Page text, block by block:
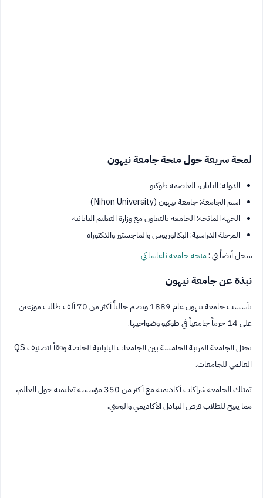
لمحة سريعة حول منحة جامعة نيهون
الدولة: اليابان، العاصمة طوكيو
اسم الجامعة: جامعة نيهون (Nihon University)
الجهة المانحة: الجامعة بالتعاون مع وزارة التعليم اليابانية
المرحلة الدراسية: البكالوريوس والماجستير والدكتوراه
سجل أيضاً في :منحة جامعة ناغاساكي
نبذة عن جامعة نيهون
تأسست جامعة نيهون عام 1889 وتضم حالياً أكثر من 70 ألف طالب موزعين
على 14 حرماً جامعياً في طوكيو وضواحيها.
تحتل الجامعة المرتبة الخامسة بين الجامعات اليابانية الخاصة وفقاً لتصنيف QS
العالمي للجامعات.
تمتلك الجامعة شراكات أكاديمية مع أكثر من 350 مؤسسة تعليمية حول العالم،
مما يتيح للطلاب فرص التبادل الأكاديمي والبحثي.